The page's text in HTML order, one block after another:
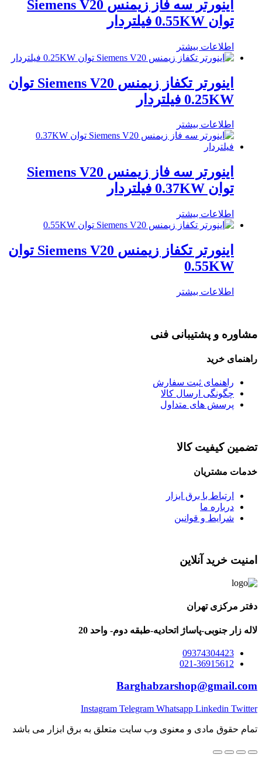
اینورتر سه فاز زیمنس Siemens V20
توان 0.55KW فیلتردار
اطلاعات بیشتر
اینورتر تکفاز زیمنس Siemens V20 توان
0.25KW فیلتردار
اطلاعات بیشتر
اینورتر سه فاز زیمنس Siemens V20
توان 0.37KW فیلتردار
اطلاعات بیشتر
اینورتر تکفاز زیمنس Siemens V20 توان
0.55KW
اطلاعات بیشتر
مشاوره و پشتیبانی فنی
راهنمای خرید
راهنمای ثبت سفارش
چگونگی ارسال کالا
پرسش های متداول
تضمین کیفیت کالا
خدمات مشتریان
ارتباط با برق ابزار
درباره ما
شرایط و قوانین
امنیت خرید آنلاین
دفتر مرکزی تهران
لاله زار جنوبی-پاساژ اتحادیه-طبقه دوم- واحد 20
09374304423
021-36915612
Barghabzarshop@gmail.com
Instagram Telegram Whatsapp Linkedin Twitter
تمام حقوق مادی و معنوی وب سایت متعلق به برق ابزار می باشد